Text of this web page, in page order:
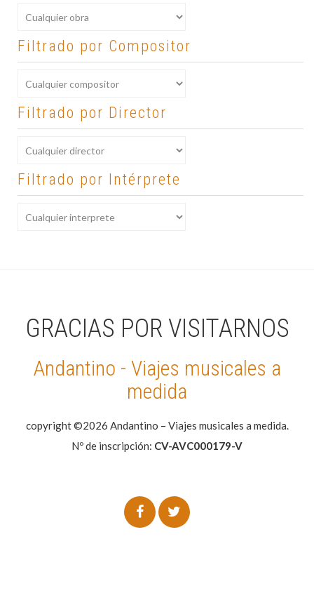
Filtrado por Compositor
Filtrado por Director
Filtrado por Intérprete
GRACIAS POR VISITARNOS
Andantino - Viajes musicales a
medida
copyright ©2026 Andantino – Viajes musicales a medida.
Nº de inscripción: CV-AVC000179-V